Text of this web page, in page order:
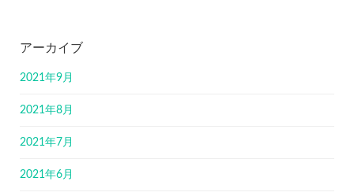
アーカイブ
2021年9月
2021年8月
2021年7月
2021年6月